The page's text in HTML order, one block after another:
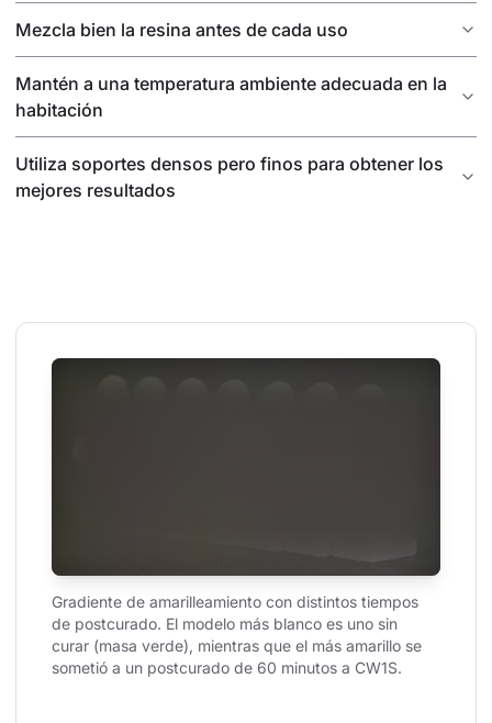
Mezcla bien la resina antes de cada uso
Mantén a una temperatura ambiente adecuada en la
habitación
Utiliza soportes densos pero finos para obtener los
mejores resultados
Gradiente de amarilleamiento con distintos tiempos
de postcurado. El modelo más blanco es uno sin
curar (masa verde), mientras que el más amarillo se
sometió a un postcurado de 60 minutos a CW1S.